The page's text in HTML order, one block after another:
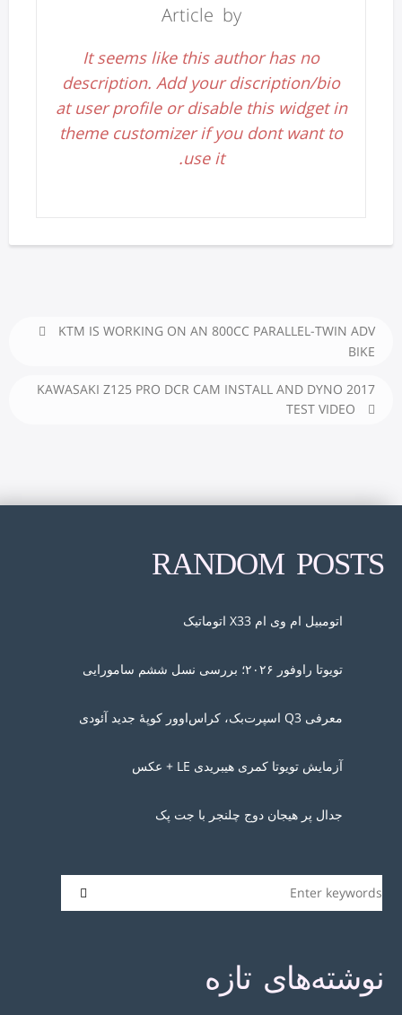
Article by
It seems like this author has no
description. Add your discription/bio
at user profile or disable this widget in
theme customizer if you dont want to
use it.
KTM IS WORKING ON AN 800CC PARALLEL-TWIN ADV
BIKE
2017 KAWASAKI Z125 PRO DCR CAM INSTALL AND DYNO
TEST VIDEO
RANDOM POSTS
اتومبیل ام وی ام X33 اتوماتیک
تویوتا راوفور ۲۰۲۶؛ بررسی نسل ششم سامورایی
معرفی Q3 اسپرت‌بک، کراس‌اوور کوپهٔ جدید آئودی
آزمایش تویوتا کمری هیبریدی LE + عکس
جدال پر هیجان دوج چلنجر با جت پک
نوشته‌های تازه